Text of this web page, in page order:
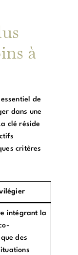
à
de
dans une
clé réside
critères
intégrant la
des